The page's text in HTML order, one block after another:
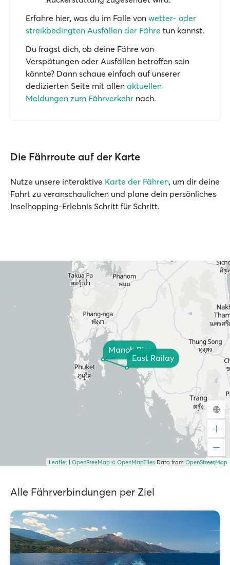
Erfahre hier, was du im Falle von wetter- oder
streikbedingten Ausfällen der Fähre tun kannst.
Du fragst dich, ob deine Fähre von
Verspätungen oder Ausfällen betroffen sein
könnte? Dann schaue einfach auf unserer
dedizierten Seite mit allen aktuellen
Meldungen zum Fährverkehr nach.
Die Fährroute auf der Karte
Nutze unsere interaktive Karte der Fähren, um dir deine
Fahrt zu veranschaulichen und plane dein persönliches
Inselhopping-Erlebnis Schritt für Schritt.
Manoh Pier
East Railay
Leaflet OpenFreeMap © OpenMapTiles Data from OpenStreetMap
Alle Fährverbindungen per Ziel